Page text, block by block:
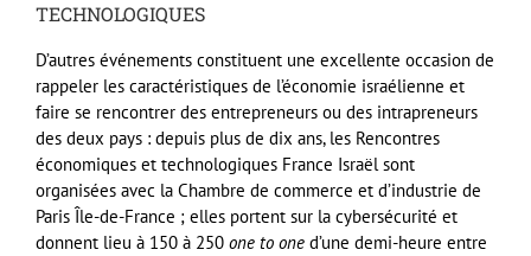
TECHNOLOGIQUES
D’autres événements constituent une excellente occasion de
rappeler les caractéristiques de l’économie israélienne et
faire se rencontrer des entrepreneurs ou des intrapreneurs
des deux pays : depuis plus de dix ans, les Rencontres
économiques et technologiques France Israël sont
organisées avec la Chambre de commerce et d’industrie de
Paris Île-de-France ; elles portent sur la cybersécurité et
donnent lieu à 150 à 250 one to one d’une demi-heure entre